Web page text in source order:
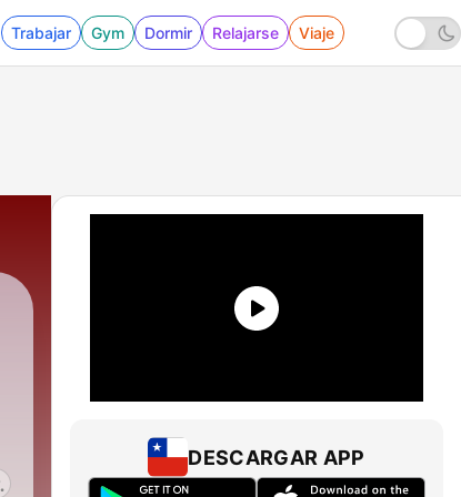
Trabajar Gym Dormir Relajarse Viaje
DESCARGAR APP